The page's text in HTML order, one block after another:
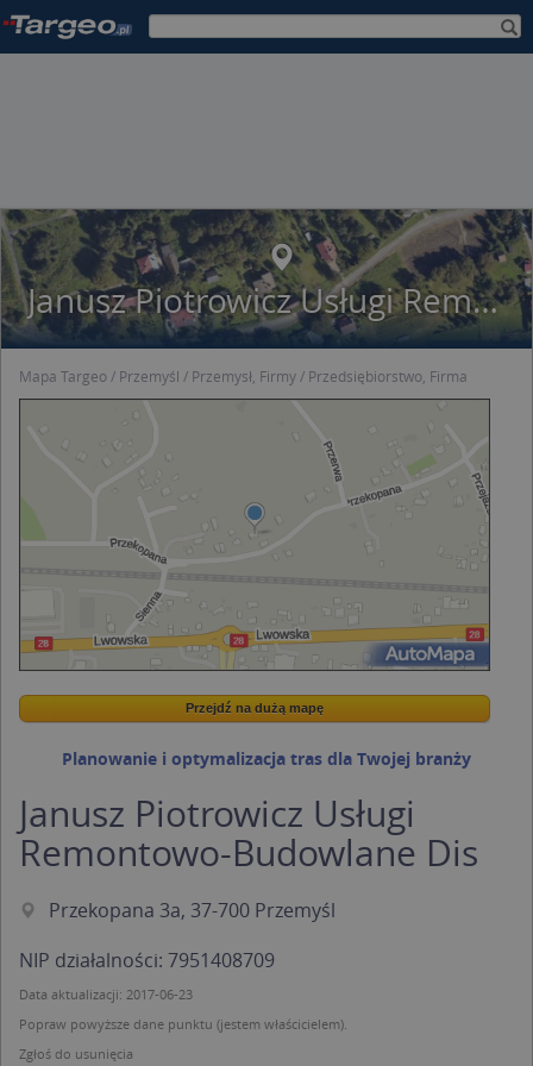
Janusz Piotrowicz Usługi Remontowo-Budowlane Dis
Mapa Targeo Przemyśl Przemysł, Firmy Przedsiębiorstwo, Firma
Wstaw tę mapkę na swoją stronę
Przejdź na dużą mapę
Przejdź na dużą mapę
Planowanie i optymalizacja tras dla Twojej branży
Janusz Piotrowicz Usługi
Remontowo-Budowlane Dis
Przekopana 3a, 37-700 Przemyśl
NIP działalności: 7951408709
Data aktualizacji: 2017-06-23
Popraw powyższe dane punktu (jestem właścicielem).
Zgłoś do usunięcia